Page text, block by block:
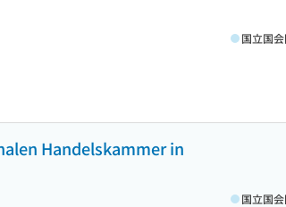
国立国
Handelskammer in
国立国